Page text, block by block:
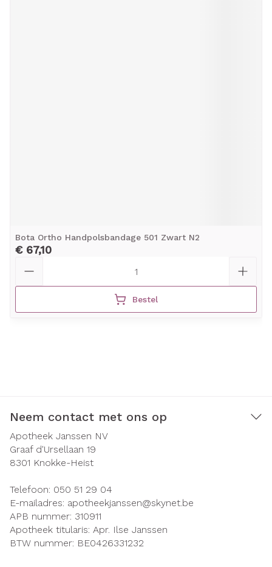
Bota Ortho Handpolsbandage 501 Zwart N2
€ 67,10
Bestel
Neem contact met ons op
Apotheek Janssen NV
Graaf d'Ursellaan 19
8301 Knokke-Heist
Telefoon: 050 51 29 04
E-mailadres: apotheekjanssen@skynet.be
APB nummer: 310911
Apotheek titularis: Apr. Ilse Janssen
BTW nummer: BE0426331232